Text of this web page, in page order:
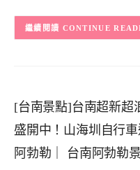
CONTINUE
[台南景點]台南超新超
盛開中！山海圳自行
阿勃勒｜ 台南阿勃勒